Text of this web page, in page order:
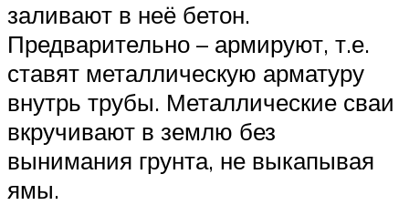
заливают в неё бетон.
Предварительно – армируют, т.е.
ставят металлическую арматуру
внутрь трубы. Металлические сваи
вкручивают в землю без
вынимания грунта, не выкапывая
ямы.